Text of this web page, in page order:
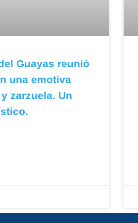
Guayas reunió
una emotiva
zarzuela. Un